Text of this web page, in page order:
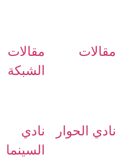
مقالات
مقالات
الشبكة
نادي الحوار
نادي
السينما